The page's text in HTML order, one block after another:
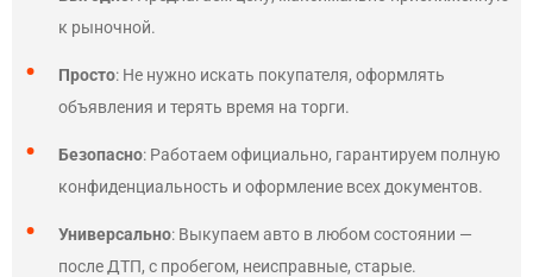
к рыночной.
Просто: Не нужно искать покупателя, оформлять
объявления и терять время на торги.
Безопасно: Работаем официально, гарантируем полную
конфиденциальность и оформление всех документов.
Универсально: Выкупаем авто в любом состоянии —
после ДТП, с пробегом, неисправные, старые.